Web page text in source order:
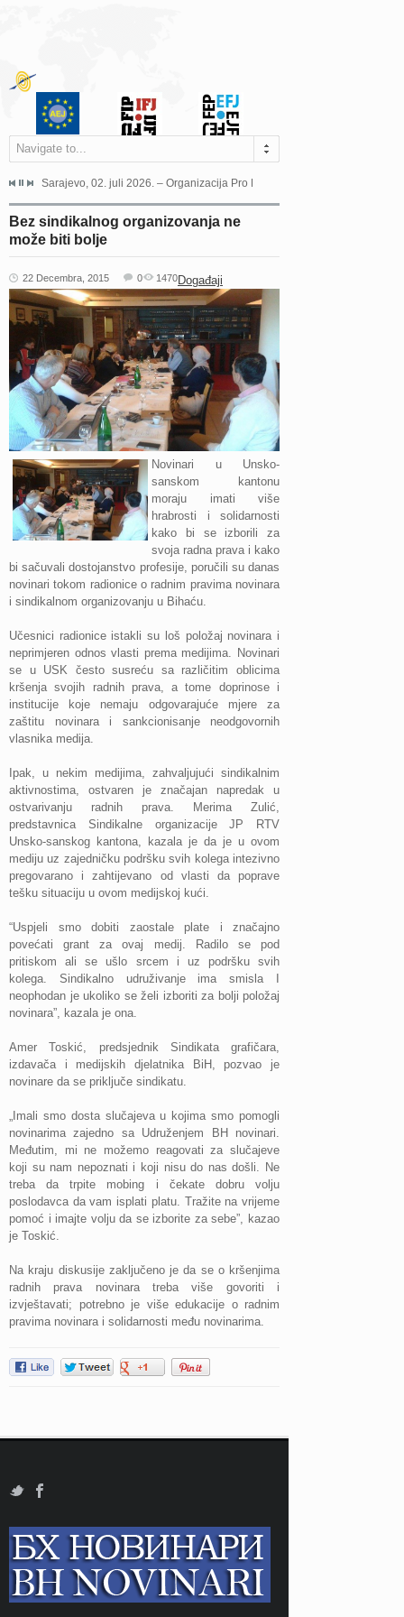
Navigate to...
Grada Sarajeva povodom Dana Sarajeva dugogodišnjoj...
Sarajevo, 02. juli 2026. – Organizacija Pro Educa juče je uspješno
Bez sindikalnog organizovanja ne
može biti bolje
22 Decembra, 2015 Događaji
0 1470
Novinari u Unsko-
sanskom kantonu
moraju imati više
hrabrosti i solidarnosti
kako bi se izborili za
svoja radna prava i kako
bi sačuvali dostojanstvo profesije, poručili su danas
novinari tokom radionice o radnim pravima novinara
i sindikalnom organizovanju u Bihaću.
Učesnici radionice istakli su loš položaj novinara i
neprimjeren odnos vlasti prema medijima. Novinari
se u USK često susreću sa različitim oblicima
kršenja svojih radnih prava, a tome doprinose i
institucije koje nemaju odgovarajuće mjere za
zaštitu novinara i sankcionisanje neodgovornih
vlasnika medija.
Ipak, u nekim medijima, zahvaljujući sindikalnim
aktivnostima, ostvaren je značajan napredak u
ostvarivanju radnih prava. Merima Zulić,
predstavnica Sindikalne organizacije JP RTV
Unsko-sanskog kantona, kazala je da je u ovom
mediju uz zajedničku podršku svih kolega intezivno
pregovarano i zahtijevano od vlasti da poprave
tešku situaciju u ovom medijskoj kući.
“Uspjeli smo dobiti zaostale plate i značajno
povećati grant za ovaj medij. Radilo se pod
pritiskom ali se ušlo srcem i uz podršku svih
kolega. Sindikalno udruživanje ima smisla I
neophodan je ukoliko se želi izboriti za bolji položaj
novinara”, kazala je ona.
Amer Toskić, predsjednik Sindikata grafičara,
izdavača i medijskih djelatnika BiH, pozvao je
novinare da se priključe sindikatu.
„Imali smo dosta slučajeva u kojima smo pomogli
novinarima zajedno sa Udruženjem BH novinari.
Međutim, mi ne možemo reagovati za slučajeve
koji su nam nepoznati i koji nisu do nas došli. Ne
treba da trpite mobing i čekate dobru volju
poslodavca da vam isplati platu. Tražite na vrijeme
pomoć i imajte volju da se izborite za sebe”, kazao
je Toskić.
Na kraju diskusije zaključeno je da se o kršenjima
radnih prava novinara treba više govoriti i
izvještavati; potrebno je više edukacije o radnim
pravima novinara i solidarnosti među novinarima.